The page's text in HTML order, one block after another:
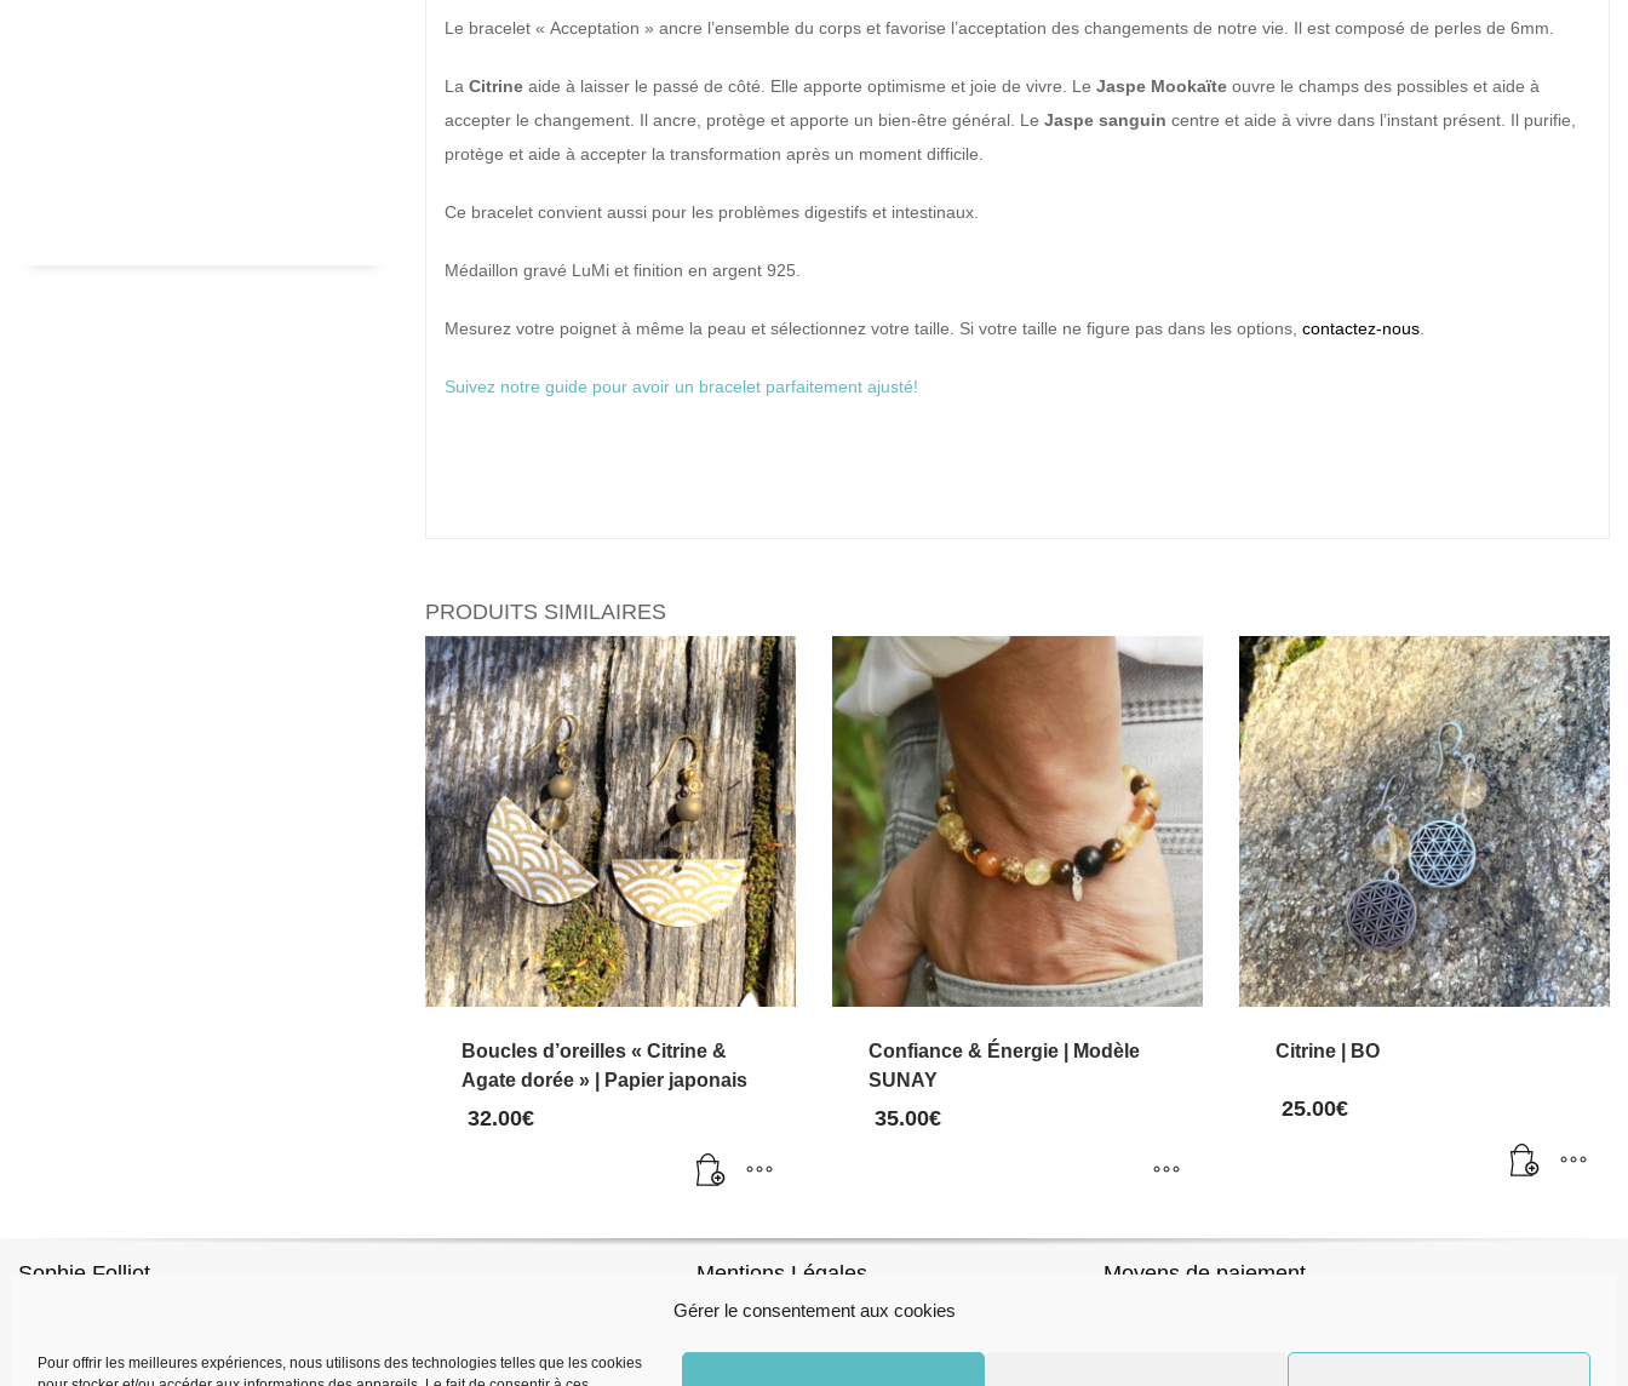
Gérer le consentement aux cookies
Pour offrir les meilleures expériences, nous utilisons des technologies telles que les cookies
Le bracelet « Acceptation » ancre l’ensemble du corps et favorise l’acceptation des changements de notre vie. Il est composé de perles de 6mm.
La Citrine aide à laisser le passé de côté. Elle apporte optimisme et joie de vivre. Le Jaspe Mookaïte ouvre le champs des possibles et aide à
accepter le changement. Il ancre, protège et apporte un bien-être général. Le Jaspe sanguin centre et aide à vivre dans l’instant présent. Il purifie,
protège et aide à accepter la transformation après un moment difficile.
Ce bracelet convient aussi pour les problèmes digestifs et intestinaux.
Médaillon gravé LuMi et finition en argent 925.
Mesurez votre poignet à même la peau et sélectionnez votre taille. Si votre taille ne figure pas dans les options, contactez-nous
Suivez notre guide pour avoir un bracelet parfaitement ajusté!
PRODUITS SIMILAIRES
Boucles d’oreilles « Citrine &
Agate dorée » | Papier japonais
32.00€
Confiance & Énergie | Modèle
SUNAY
35.00€
plusieurs
variations.
Citrine | BO
25.00€
Sophie Folliot Mentions Légales Moyens de paiement